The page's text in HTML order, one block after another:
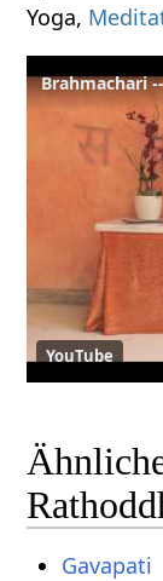
Yoga,
Brahmachari
YouTube
Gavapati